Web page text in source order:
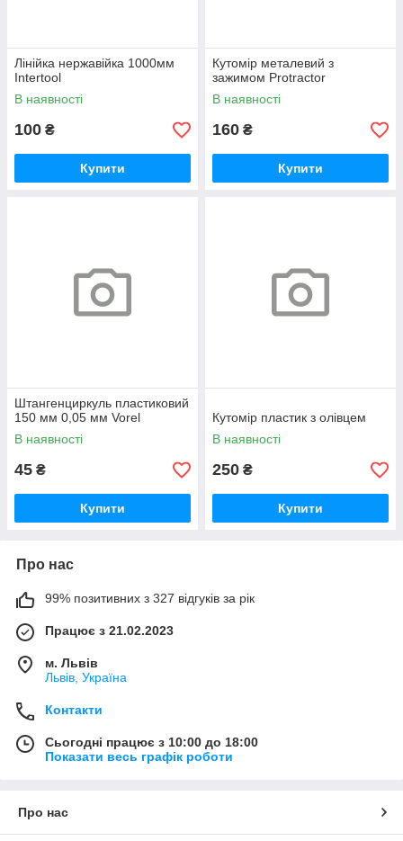
Лінійка нержавійка 1000мм
Intertool
В наявності
100 ₴
Купити
Кутомір металевий з
зажимом Protractor
В наявності
160 ₴
Купити
Штангенциркуль пластиковий
150 мм 0,05 мм Vorel
В наявності
45 ₴
Купити
Кутомір пластик з олівцем
В наявності
250 ₴
Купити
Про нас
99% позитивних з 327 відгуків за рік
Працює з 21.02.2023
м. Львів
Львів, Україна
Контакти
Сьогодні працює з 10:00 до 18:00
Показати весь графік роботи
Про нас